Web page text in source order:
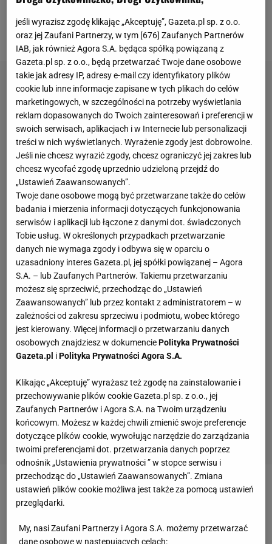
Nagrody FIFA oraz otwartym popieraniu powrotu
Rosjan mimo trwającej wojny wUkrainie .
Zobacz wideoSkandaliczne zachowanie Infantino
podczas losowania? Żelazny: Pokaz uległości wobec
Trumpa
jeśli wyrazisz zgodę klikając „Akceptuję”, Gazeta.pl sp. z o.o.
oraz jej Zaufani Partnerzy, w tym [676] Zaufanych Partnerów
IAB, jak również Agora S.A. będąca spółką powiązaną z
Gazeta.pl sp. z o.o., będą przetwarzać Twoje dane osobowe
takie jak adresy IP, adresy e-mail czy identyfikatory plików
cookie lub inne informacje zapisane w tych plikach do celów
marketingowych, w szczególności na potrzeby wyświetlania
reklam dopasowanych do Twoich zainteresowań i preferencji w
swoich serwisach, aplikacjach i w Internecie lub personalizacji
treści w nich wyświetlanych. Wyrażenie zgody jest dobrowolne.
Jeśli nie chcesz wyrazić zgody, chcesz ograniczyć jej zakres lub
chcesz wycofać zgodę uprzednio udzieloną przejdź do
„Ustawień Zaawansowanych”.
Twoje dane osobowe mogą być przetwarzane także do celów
badania i mierzenia informacji dotyczących funkcjonowania
serwisów i aplikacji lub łączone z danymi dot. świadczonych
Tobie usług. W określonych przypadkach przetwarzanie
danych nie wymaga zgody i odbywa się w oparciu o
uzasadniony interes Gazeta.pl, jej spółki powiązanej – Agora
S.A. – lub Zaufanych Partnerów. Takiemu przetwarzaniu
możesz się sprzeciwić, przechodząc do „Ustawień
Zaawansowanych” lub przez kontakt z administratorem – w
zależności od zakresu sprzeciwu i podmiotu, wobec którego
jest kierowany. Więcej informacji o przetwarzaniu danych
osobowych znajdziesz w dokumenciePolityka Prywatności
Gazeta.pl iPolityka Prywatności Agora S.A.
Klikając „Akceptuję” wyrażasz też zgodę na zainstalowanie i
przechowywanie plików cookie Gazeta.pl sp. z o.o., jej
Zaufanych Partnerów i Agora S.A. na Twoim urządzeniu
końcowym. Możesz w każdej chwili zmienić swoje preferencje
dotyczące plików cookie, wywołując narzędzie do zarządzania
twoimi preferencjami dot. przetwarzania danych poprzez
odnośnik „Ustawienia prywatności ” w stopce serwisu i
przechodząc do „Ustawień Zaawansowanych”. Zmiana
ustawień plików cookie możliwa jest także za pomocą ustawień
przeglądarki.
My, nasi Zaufani Partnerzy i Agora S.A. możemy przetwarzać
dane osobowe w następujących celach: